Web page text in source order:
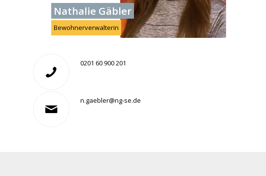
Nathalie Gäbler
Bewohnerverwalterin
0201 60 900 201
n.gaebler@ng-se.de